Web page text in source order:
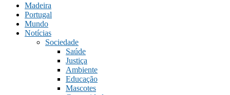
Madeira
Portugal
Mundo
Notícias
Sociedade
Saúde
Justiça
Ambiente
Educação
Mascotes